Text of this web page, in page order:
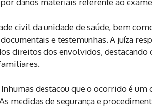
civil da unidade de saúde, bem
e testemunhas. A juíza
direitos dos envolvidos, destacando
destacou que o ocorrido é um
medidas de segurança e